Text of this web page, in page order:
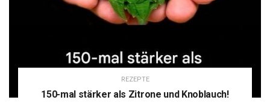
REZEPTE
150-mal stärker als Zitrone und Knoblauch!